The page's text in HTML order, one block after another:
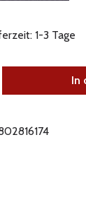
1-3 Tage
Gib den In